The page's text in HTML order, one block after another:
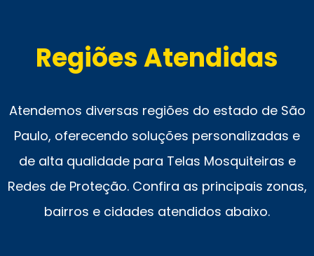
Regiões Atendidas
Atendemos diversas regiões do estado de São
Paulo, oferecendo soluções personalizadas e
de alta qualidade para Telas Mosquiteiras e
Redes de Proteção. Confira as principais zonas,
bairros e cidades atendidos abaixo.